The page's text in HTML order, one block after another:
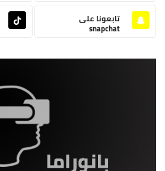
تابعونا على
snapchat